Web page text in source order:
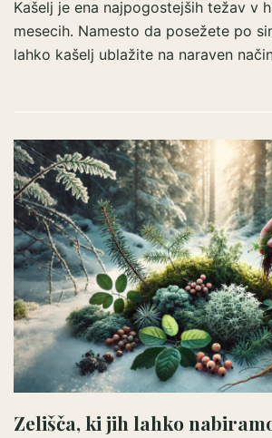
Kašelj je ena najpogostejših težav v
mesecih. Namesto da posežete po
lahko kašelj ublažite na naraven
Zelišča, ki jih lahko